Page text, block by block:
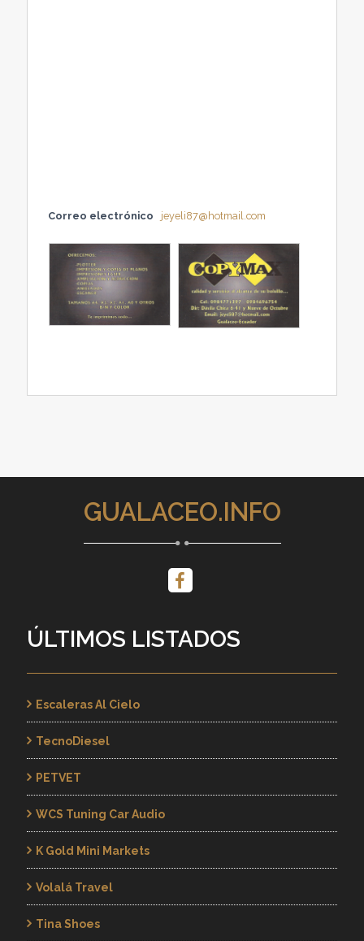
Correo electrónico jeyeli87@hotmail.com
GUALACEO.INFO
ÚLTIMOS LISTADOS
Escaleras Al Cielo
TecnoDiesel
PETVET
WCS Tuning Car Audio
K Gold Mini Markets
Volalá Travel
Tina Shoes